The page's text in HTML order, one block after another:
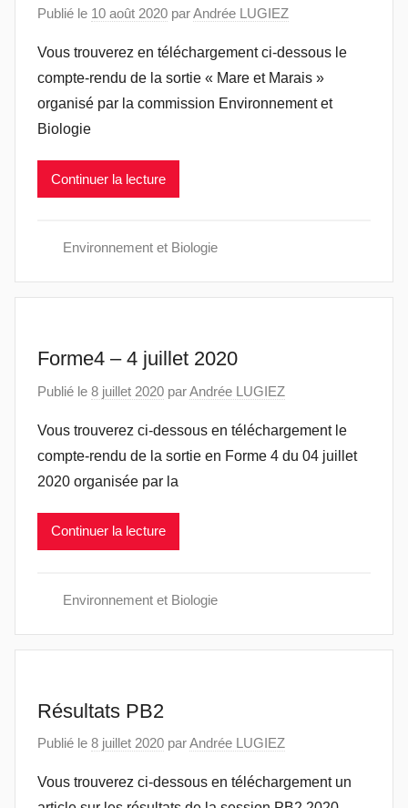
Publié le 10 août 2020 parAndrée LUGIEZ
Vous trouverez en téléchargement ci-dessous le
compte-rendu de la sortie « Mare et Marais »
organisé par la commission Environnement et
Biologie
Continuer la lecture
Environnement et Biologie
Forme4 – 4 juillet 2020
Publié le 8 juillet 2020 parAndrée LUGIEZ
Vous trouverez ci-dessous en téléchargement le
compte-rendu de la sortie en Forme 4 du 04 juillet
2020 organisée par la
Continuer la lecture
Environnement et Biologie
Résultats PB2
Publié le 8 juillet 2020 parAndrée LUGIEZ
Vous trouverez ci-dessous en téléchargement un